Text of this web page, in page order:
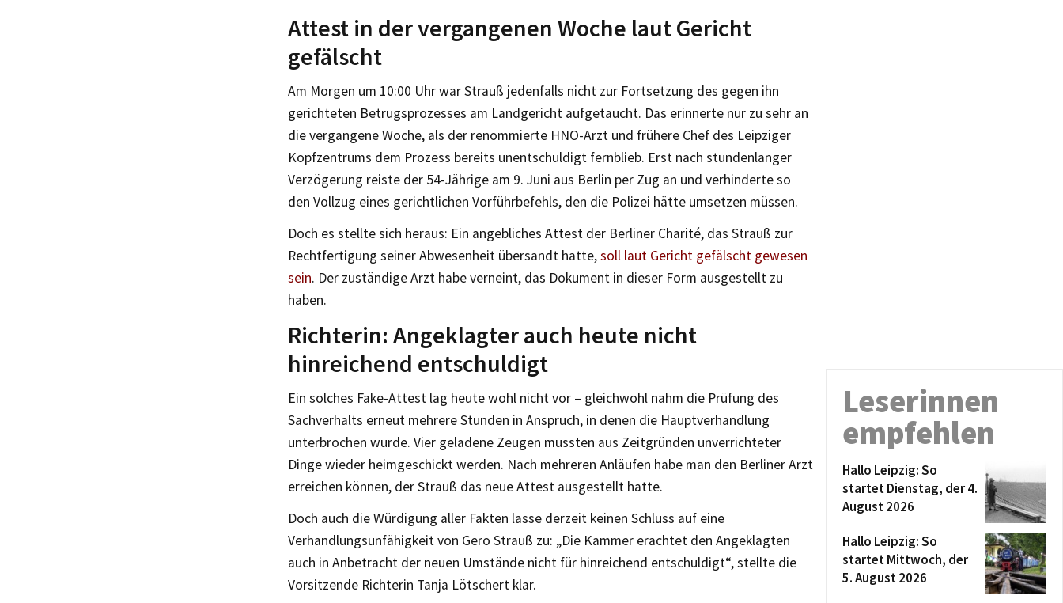
Attest in der vergangenen Woche laut Gericht
gefälscht
Am Morgen um 10:00 Uhr war Strauß jedenfalls nicht zur Fortsetzung des gegen ihn
gerichteten Betrugsprozesses am Landgericht aufgetaucht. Das erinnerte nur zu sehr an
die vergangene Woche, als der renommierte HNO-Arzt und frühere Chef des Leipziger
Kopfzentrums dem Prozess bereits unentschuldigt fernblieb. Erst nach stundenlanger
Verzögerung reiste der 54-Jährige am 9. Juni aus Berlin per Zug an und verhinderte so
den Vollzug eines gerichtlichen Vorführbefehls, den die Polizei hätte umsetzen müssen.
Doch es stellte sich heraus: Ein angebliches Attest der Berliner Charité, das Strauß zur
Rechtfertigung seiner Abwesenheit übersandt hatte,soll laut Gericht gefälscht gewesen
sein. Der zuständige Arzt habe verneint, das Dokument in dieser Form ausgestellt zu
haben.
Richterin: Angeklagter auch heute nicht
hinreichend entschuldigt
Ein solches Fake-Attest lag heute wohl nicht vor – gleichwohl nahm die Prüfung des
Sachverhalts erneut mehrere Stunden in Anspruch, in denen die Hauptverhandlung
unterbrochen wurde. Vier geladene Zeugen mussten aus Zeitgründen unverrichteter
Dinge wieder heimgeschickt werden. Nach mehreren Anläufen habe man den Berliner Arzt
erreichen können, der Strauß das neue Attest ausgestellt hatte.
Doch auch die Würdigung aller Fakten lasse derzeit keinen Schluss auf eine
Verhandlungsunfähigkeit von Gero Strauß zu: „Die Kammer erachtet den Angeklagten
auch in Anbetracht der neuen Umstände nicht für hinreichend entschuldigt“, stellte die
Vorsitzende Richterin Tanja Lötschert klar.
Leserinnen
empfehlen
Hallo Leipzig: So
startet Dienstag, der 4.
August 2026
Hallo Leipzig: So
startet Mittwoch, der
5. August 2026